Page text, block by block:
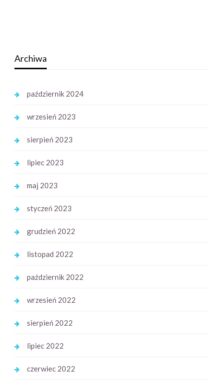
Archiwa
październik 2024
wrzesień 2023
sierpień 2023
lipiec 2023
maj 2023
styczeń 2023
grudzień 2022
listopad 2022
październik 2022
wrzesień 2022
sierpień 2022
lipiec 2022
czerwiec 2022